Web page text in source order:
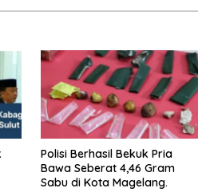
Polisi Berhasil Bekuk Pria
Bawa Seberat 4,46 Gram
Sabu di Kota Magelang.